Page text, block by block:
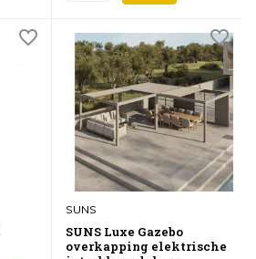
SUNS
SUNS Luxe Gazebo
overkapping elektrische